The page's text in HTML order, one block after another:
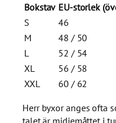
Bokstav EU-storlek
S
46
M
48 / 50
L
52 / 54
XL
56 / 58
XXL
60 / 62
Herr byxor anges ofta